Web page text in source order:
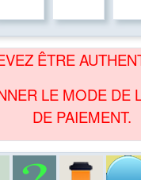
ÊTRE
LE MODE DE
DE PAIEMENT.